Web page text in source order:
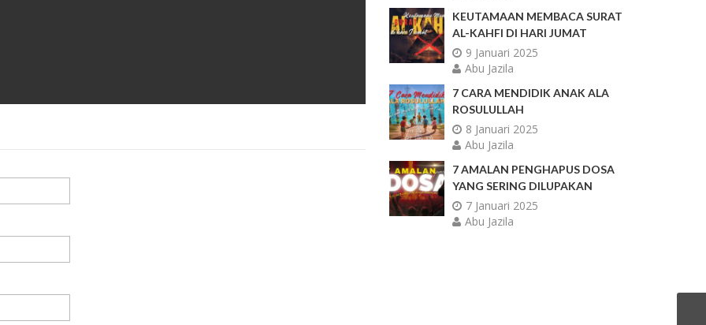
KEUTAMAAN MEMBACA SURAT
AL-KAHFI DI HARI JUMAT
9 Januari 2025
Abu Jazila
7 CARA MENDIDIK ANAK ALA
ROSULULLAH
8 Januari 2025
Abu Jazila
7 AMALAN PENGHAPUS DOSA
YANG SERING DILUPAKAN
7 Januari 2025
Abu Jazila